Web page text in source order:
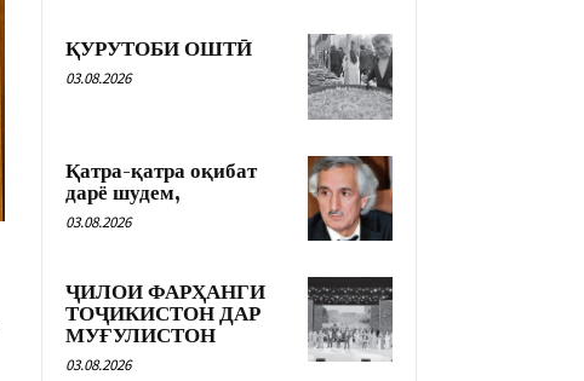
ҚУРУТОБИ ОШТӢ
03.08.2026
Қатра-қатра оқибат
дарё шудем,
03.08.2026
ҶИЛОИ ФАРҲАНГИ
ТОҶИКИСТОН ДАР
МУҒУЛИСТОН
03.08.2026